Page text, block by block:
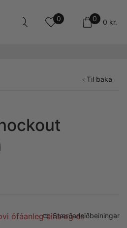
0 0 0 kr.
Til baka
Stærðarleiðbeiningar
ófáanleg eins og er.